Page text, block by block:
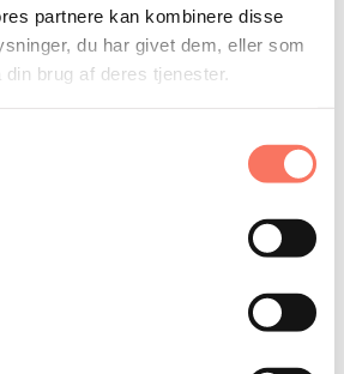
partnere kan kombinere disse
du har givet dem, eller som
brug af deres tjenester.